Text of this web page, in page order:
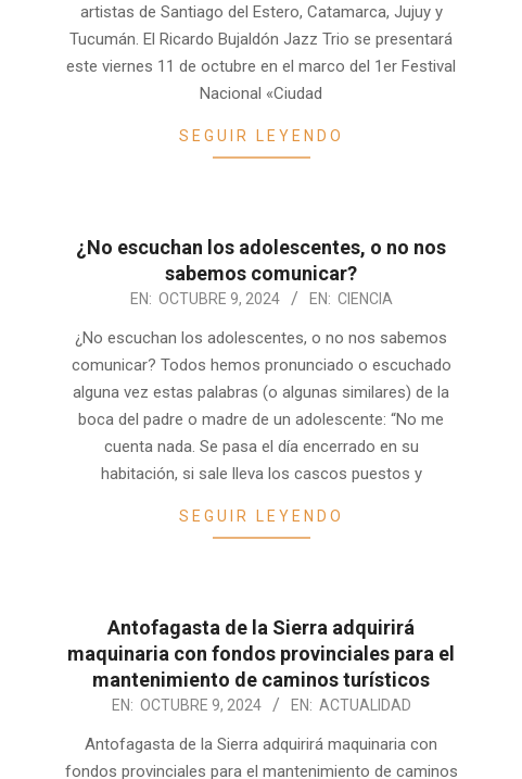
artistas de Santiago del Estero, Catamarca, Jujuy y
Tucumán. El Ricardo Bujaldón Jazz Trio se presentará
este viernes 11 de octubre en el marco del 1er Festival
Nacional «Ciudad
SEGUIR LEYENDO
¿No escuchan los adolescentes, o no nos
sabemos comunicar?
09
EN: OCTUBRE 9, 2024 EN: CIENCIA
¿No escuchan los adolescentes, o no nos sabemos
comunicar? Todos hemos pronunciado o escuchado
alguna vez estas palabras (o algunas similares) de la
boca del padre o madre de un adolescente: “No me
cuenta nada. Se pasa el día encerrado en su
habitación, si sale lleva los cascos puestos y
SEGUIR LEYENDO
Antofagasta de la Sierra adquirirá
maquinaria con fondos provinciales para el
mantenimiento de caminos turísticos
EN: OCTUBRE 9, 2024 EN: ACTUALIDAD
Antofagasta de la Sierra adquirirá maquinaria con
fondos provinciales para el mantenimiento de caminos